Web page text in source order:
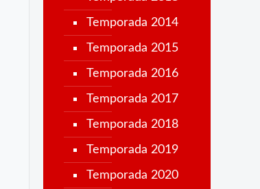
Temporada 2014
Temporada 2015
Temporada 2016
Temporada 2017
Temporada 2018
Temporada 2019
Temporada 2020